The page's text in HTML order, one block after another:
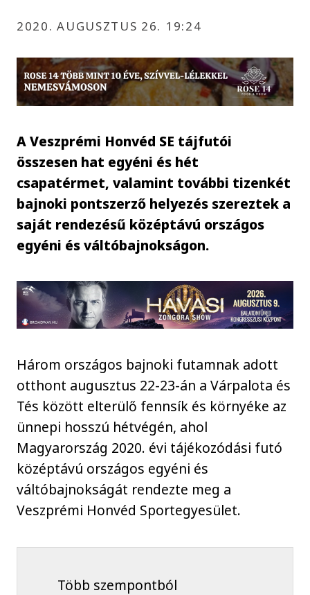
2020. AUGUSZTUS 26. 19:24
A Veszprémi Honvéd SE tájfutói
összesen hat egyéni és hét
csapatérmet, valamint további tizenkét
bajnoki pontszerző helyezés szereztek a
saját rendezésű középtávú országos
egyéni és váltóbajnokságon.
Három országos bajnoki futamnak adott
otthont augusztus 22-23-án a Várpalota és
Tés között elterülő fennsík és környéke az
ünnepi hosszú hétvégén, ahol
Magyarország 2020. évi tájékozódási futó
középtávú országos egyéni és
váltóbajnokságát rendezte meg a
Veszprémi Honvéd Sportegyesület.
Több szempontból